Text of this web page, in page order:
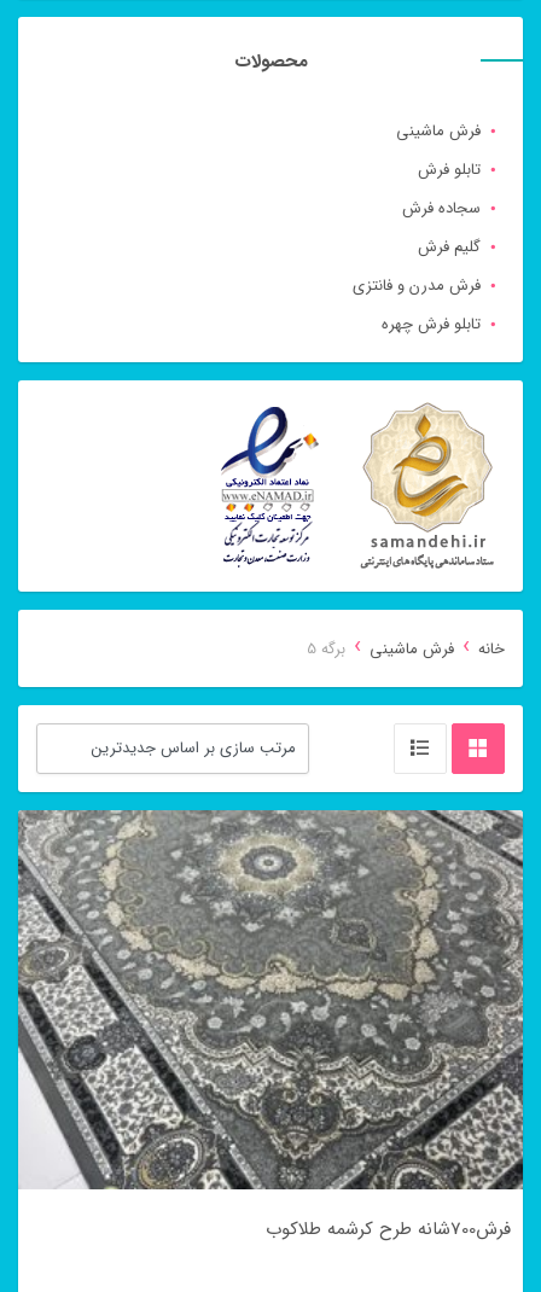
محصولات
فرش ماشینی
تابلو فرش
سجاده فرش
گلیم فرش
فرش مدرن و فانتزی
تابلو فرش چهره
خانه › فرش ماشینی › برگه 5
فرش700شانه طرح کرشمه طلاکوب